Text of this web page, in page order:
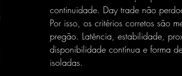
continuidade. Day trade não
Por isso, os critérios corretos são
pregão. Latência, estabilidade,
disponibilidade contínua e forma
isoladas.